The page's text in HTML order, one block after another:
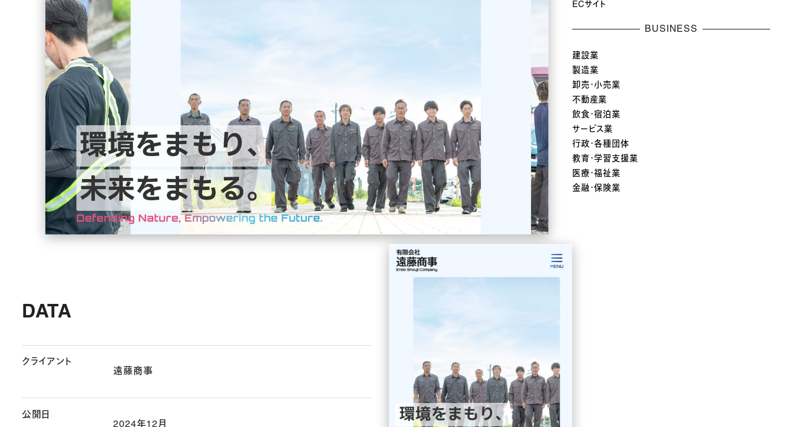
DATA
クライアント
遠藤商事
公開日
2024年12月
ECサイト
BUSINESS
建設業
製造業
卸売・小売業
不動産業
飲食・宿泊業
サービス業
行政・各種団体
教育・学習支援業
医療・福祉業
金融・保険業